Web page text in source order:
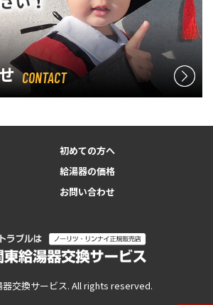
CONTACT
初めての方へ
給湯器の価格
お問い合わせ
交換サービス. All rights reserved.